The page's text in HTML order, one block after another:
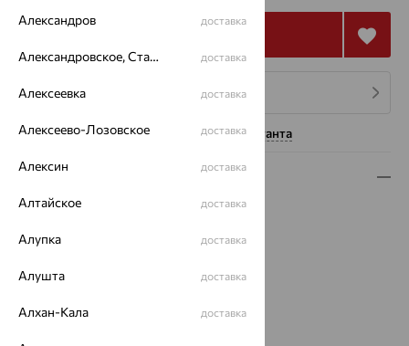
4 платежа по 37 330₽
Нужна помощь консультанта
Описание
Вид изделия:
Вес:
Цвет металла:
Страна происхождения:
РОССИЯ
Александров доставка
Александровское, Ставропольский край доставка
Алексеевка доставка
Алексеево-Лозовское доставка
Алексин доставка
Алтайское доставка
Алупка доставка
Алушта доставка
Алхан-Кала доставка